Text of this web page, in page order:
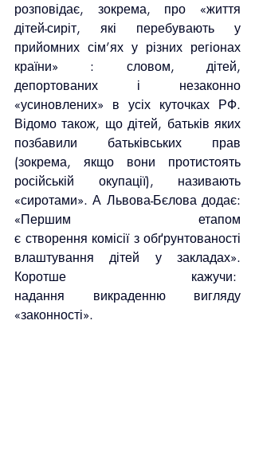
розповідає, зокрема, про «життя
дітей-сиріт, які перебувають у
прийомних сім’ях у різних регіонах
країни» : словом, дітей,
депортованих і незаконно
«усиновлених» в усіх куточках РФ.
Відомо також, що дітей, батьків яких
позбавили батьківських прав
(зокрема, якщо вони протистоять
російській окупації), називають
«сиротами». А Львова-Бєлова додає:
«Першим етапом
є створення комісії з обґрунтованості
влаштування дітей у закладах».
Коротше кажучи:
надання викраденню вигляду
«законності».